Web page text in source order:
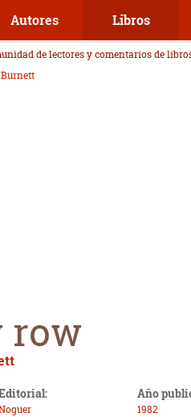
Autores Libros
de lectores y comentarios de
row
Año
1982